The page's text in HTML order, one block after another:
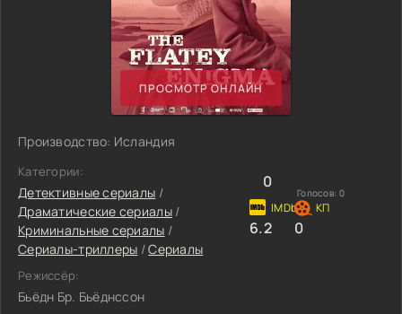
ПРОСМОТР ОНЛАЙН
Производство: Исландия
Категории:
Детективные сериалы /
Драматические сериалы/
Криминальные сериалы /
Сериалы-триллеры /Сериалы
Режиссёр:
Бьёдн Бр. Бьёднссон
0
Голосов: 0
6.2 0